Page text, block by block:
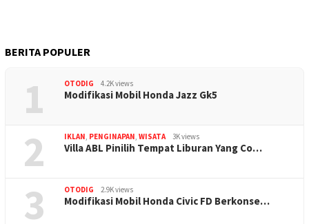
BERITA POPULER
1 OTODIG 4.2K views
Modifikasi Mobil Honda Jazz Gk5
2 IKLAN, PENGINAPAN, WISATA 3K views
Villa ABL Pinilih Tempat Liburan Yang Co…
3 OTODIG 2.9K views
Modifikasi Mobil Honda Civic FD Berkonse…